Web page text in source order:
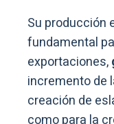
Su producción
fundamental
exportaciones,
incremento de
creación de
como para la